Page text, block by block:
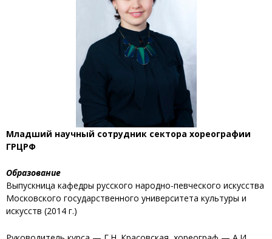
Младший научный сотрудник сектора хореографии
ГРЦРФ
Образование
Выпускница кафедры русского народно-певческого искусства
Московского государственного университета культуры и
искусств (2014 г.)